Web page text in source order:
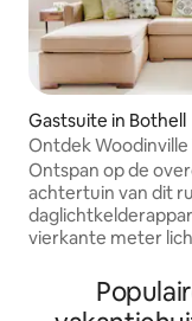
Gastsuite in Bothell
Ontdek Woodinville
lichtgevulde oase
Ontspan op de
achtertuin van dit
vierkante meter
ontspannen diner
uit op de